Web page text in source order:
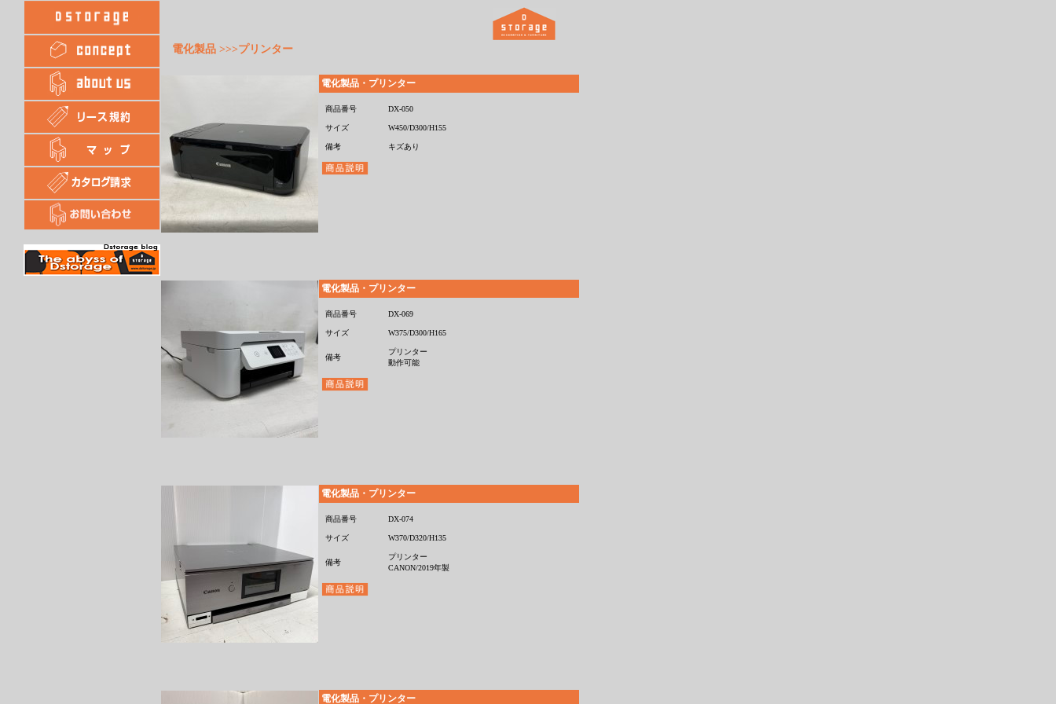
電化製品 >>>プリンター
電化製品・プリンター
商品番号 DX-050
サイズ W450/D300/H155
備考 キズあり
電化製品・プリンター
商品番号 DX-069
サイズ W375/D300/H165
備考
プリンター
動作可能
電化製品・プリンター
商品番号 DX-074
サイズ W370/D320/H135
備考
プリンター
CANON/2019年製
電化製品・プリンター